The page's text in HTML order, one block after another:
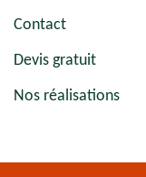
Contact
Devis gratuit
Nos réalisations